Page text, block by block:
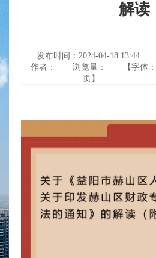
解读
发布时间：2024-04-18 13:44
作者：
浏览量： 【字体：
页】